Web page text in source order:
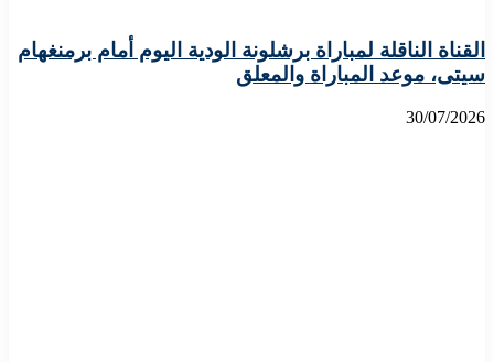
القناة الناقلة لمباراة برشلونة الودية اليوم أمام برمنغهام
سيتى، موعد المباراة والمعلق
30/07/2026